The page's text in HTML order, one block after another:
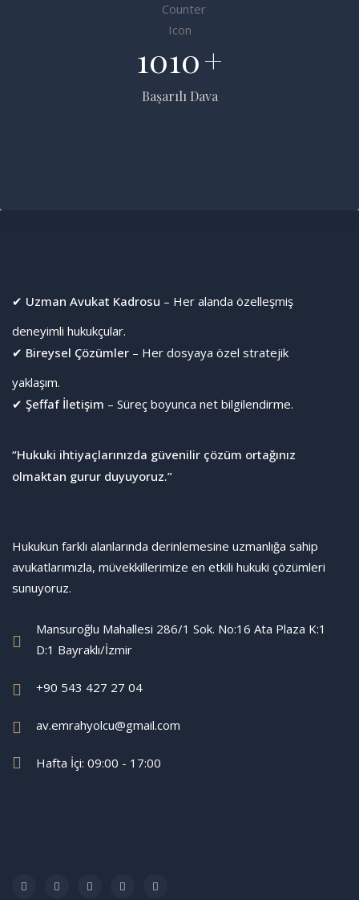
1010+
Başarılı Dava
✔ Uzman Avukat Kadrosu – Her alanda özelleşmiş
deneyimli hukukçular.
✔ Bireysel Çözümler – Her dosyaya özel stratejik
yaklaşım.
✔ Şeffaf İletişim – Süreç boyunca net bilgilendirme.
“Hukuki ihtiyaçlarınızda güvenilir çözüm ortağınız
olmaktan gurur duyuyoruz.”
Hukukun farklı alanlarında derinlemesine uzmanlığa sahip
avukatlarımızla, müvekkillerimize en etkili hukuki çözümleri
sunuyoruz.
Mansuroğlu Mahallesi 286/1 Sok. No:16 Ata Plaza K:1
D:1 Bayraklı/İzmir
+90 543 427 27 04
av.emrahyolcu@gmail.com
Hafta İçi: 09:00 - 17:00